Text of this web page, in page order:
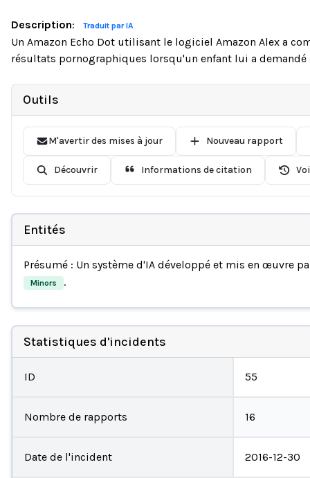
Description: Traduit par IA
Un Amazon Echo Dot utilisant le logiciel Amazon Alex a
résultats pornographiques lorsqu'un enfant lui a demandé
Outils
M'avertir des mises à jour Nouveau rapport
Découvrir Informations de citation
Entités
Présumé : Un système d'IA développé et mis en œuvre
Minors .
Statistiques d'incidents
ID 55
Nombre de rapports 16
Date de l'incident 2016-12-30